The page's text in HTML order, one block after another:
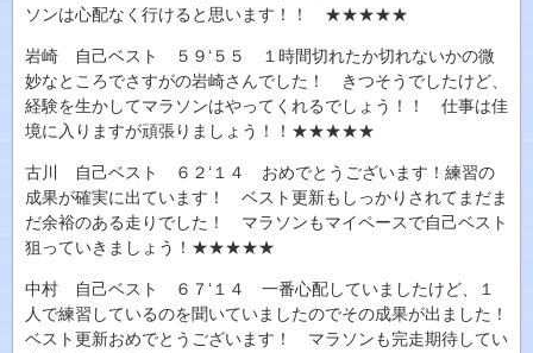
ソンは心配なく行けると思います！！ ★★★★★
岩崎 自己ベスト ５９‘５５ １時間切れたか切れないかの微
妙なところでさすがの岩崎さんでした！ きつそうでしたけど、
経験を生かしてマラソンはやってくれるでしょう！！ 仕事は佳
境に入りますが頑張りましょう！！★★★★★
古川 自己ベスト ６２‘１４ おめでとうございます！練習の
成果が確実に出ています！ ベスト更新もしっかりされてまだま
だ余裕のある走りでした！ マラソンもマイペースで自己ベスト
狙っていきましょう！★★★★★
中村 自己ベスト ６７‘１４ 一番心配していましたけど、１
人で練習しているのを聞いていましたのでその成果が出ました！
ベスト更新おめでとうございます！ マラソンも完走期待してい